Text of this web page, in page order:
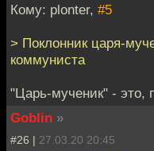
Кому: plonter, #5
> Поклонник царя-
коммуниста
"Царь-мученик" - это,
Goblin »
#26 | 27.03.20 20:45